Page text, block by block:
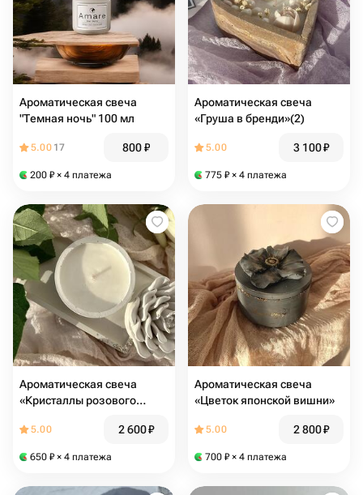
Ароматическая свеча
"Темная ночь" 100 мл
5.00 17 800₽
200 ₽ × 4 платежа
Ароматическая свеча
«Груша в бренди»(2)
5.00 3 100₽
775 ₽ × 4 платежа
Ароматическая свеча
«Кристаллы розового
5.00 2 600₽
650 ₽ × 4 платежа
Ароматическая свеча
«Цветок японской вишни»
5.00 2 800₽
700 ₽ × 4 платежа